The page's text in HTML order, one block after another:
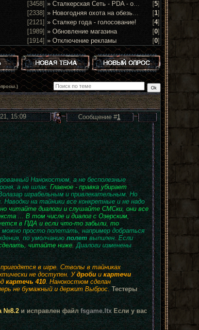
[3458]
[2338]
[2121]
[1989]
[1914]
» Сталкерская Сеть - PDA - обсуждение и предложения [5]
» Новогодняя охота на обезьян 2016!
[1]
» Сталкер года - голосование!
[4]
» Обновление магазина
[0]
» Отключение рекламы
[0]
15:09 Сообщение #1
Нанокостюм, а не бесполезные
а не шлак. Главное - правка убирает
играбельным и привлекательным. Но
на тайники все конкретные и не надо
читайте диалоги и слушайте СМСки, они все
... В том числе и диалог с Озерским,
в ПДА и если что-то забыли, то
просто полетать, например добраться
по умолчаниюполетвыпилен. Если
читайте ниже.Диалоги изменены
в игре. Стволы в тайниках
не доступен. Удробиикартечи
картечь 410. Нанокостюм сделан
не бумажный и держит Выброс. Тестеры
№8.2 и исправлен файл fsgame.ltx Если у вас